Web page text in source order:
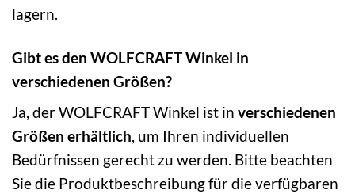
lagern.
Gibt es den WOLFCRAFT Winkel in
verschiedenen Größen?
Ja, der WOLFCRAFT Winkel ist in verschiedenen
Größen erhältlich, um Ihren individuellen
Bedürfnissen gerecht zu werden. Bitte beachten
Sie die Produktbeschreibung für die verfügbaren